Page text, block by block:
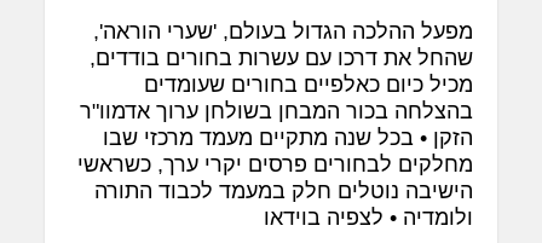
מפעל ההלכה הגדול בעולם, 'שערי הוראה',
שהחל את דרכו עם עשרות בחורים בודדים,
מכיל כיום כאלפיים בחורים שעומדים
בהצלחה בכור המבחן בשולחן ערוך אדמוו"ר
הזקן • בכל שנה מתקיים מעמד מרכזי שבו
מחלקים לבחורים פרסים יקרי ערך, כשראשי
הישיבה נוטלים חלק במעמד לכבוד התורה
ולומדיה • לצפיה בוידאו